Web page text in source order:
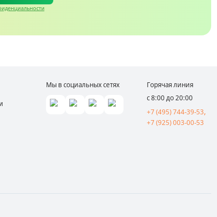
Мы в социальных сетях
Горячая линия
с 8:00 до 20:00
+7 (495) 744-39-53
+7 (925) 003-00-53